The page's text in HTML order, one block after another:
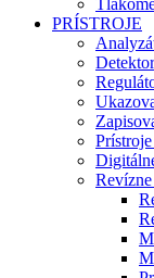
PRÍSTROJE